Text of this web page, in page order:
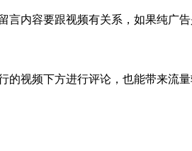
内容要跟视频有关系，如果纯广
的视频下方进行评论，也能带来流